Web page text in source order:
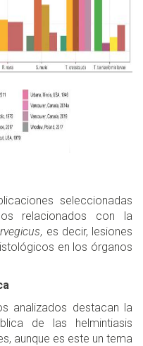
seleccionadas
relacionados con la
, es decir, lesiones
en los órganos
analizados destacan la
de las helmintiasis
aunque es este un tema